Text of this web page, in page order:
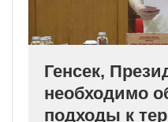
Генсек,
необходимо
подходы к